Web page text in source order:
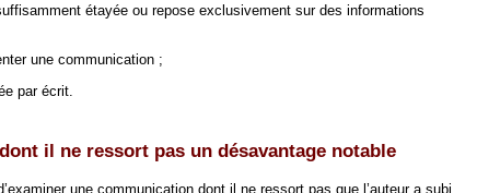
étayée ou repose exclusivement sur des informations
une communication ;
par écrit.
il ne ressort pas un désavantage notable
une communication dont il ne ressort pas que l’auteur a subi